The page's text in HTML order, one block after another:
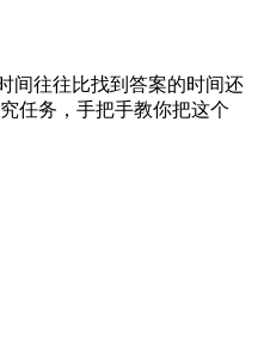
间往往比找到答案的时间还
任务，手把手教你把这个